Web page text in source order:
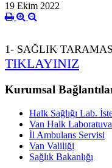
19 Ekim 2022
1- SAĞLIK
TIKLAYINIZ
Kurumsal
Halk Sağlığı Lab.
Van Halk
İl Ambulans Servisi
Van Valiliği
Sağlık Bakanlığı